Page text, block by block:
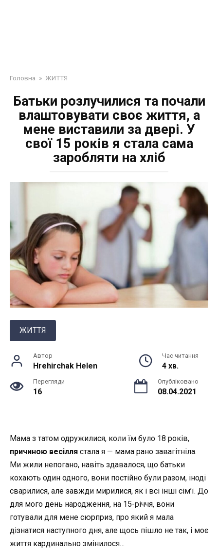
Головна » ЖИТТЯ
Батьки розлучилися та почали
влаштовувати своє життя, а
мене виставили за двері. У
свої 15 років я стала сама
заробляти на хліб
ЖИТТЯ
Автор
Hrehirchak Helen
Час читання
4 хв.
Перегляди
16
Опубліковано
08.04.2021
Мама з татом одружилися, коли їм було 18 років,
причиною весілля стала я — мама рано завагітніла.
Ми жили непогано, навіть здавалося, що батьки
кохають один одного, вони постійно були разом, іноді
сварилися, але завжди мирилися, як і всі інші сім’ї. До
для мого день народження, на 15-річчя, вони
готували для мене сюрприз, про який я мала
дізнатися наступного дня, але щось пішло не так, і моє
життя кардинально змінилося…